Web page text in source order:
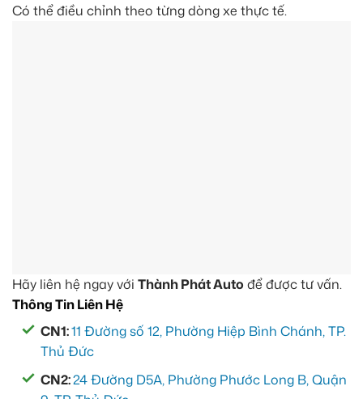
Có thể điều chỉnh theo từng dòng xe thực tế.
Hãy liên hệ ngay với Thành Phát Auto để được tư vấn.
Thông Tin Liên Hệ
CN1:11 Đường số 12, Phường Hiệp Bình Chánh, TP.
Thủ Đức
CN2:24 Đường D5A, Phường Phước Long B, Quận